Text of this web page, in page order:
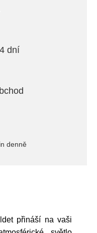
dní
denně
přináší na vaši